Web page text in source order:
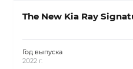
The New Kia Ray
Год выпуска
2022 г.